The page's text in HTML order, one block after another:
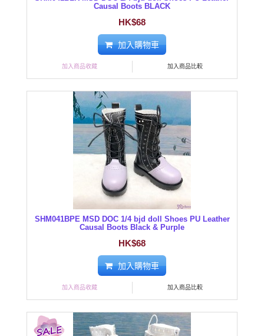
Causal Boots BLACK
HK$68
加入購物車
加入商品收藏 加入商品比較
SHM041BPE MSD DOC 1/4 bjd doll Shoes PU Leather
Causal Boots Black & Purple
HK$68
加入購物車
加入商品收藏 加入商品比較